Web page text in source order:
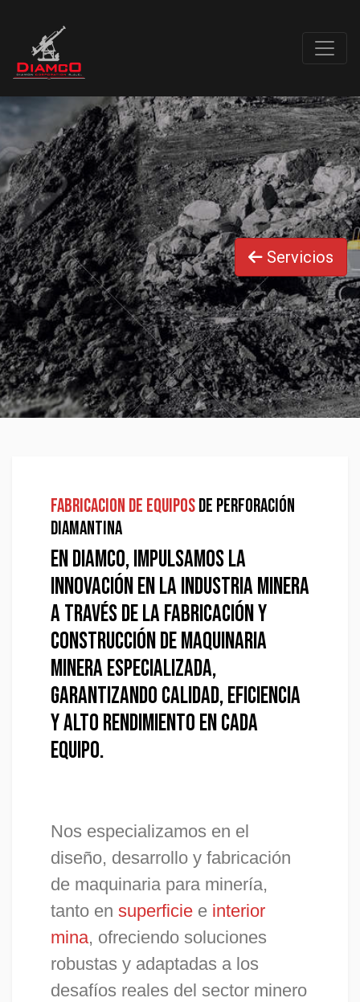
Servicios
FABRICACION DE EQUIPOSDE PERFORACIÓN
DIAMANTINA
EN DIAMCO, IMPULSAMOS LA
INNOVACIÓN EN LA INDUSTRIA MINERA
A TRAVÉS DE LA FABRICACIÓN Y
CONSTRUCCIÓN DE MAQUINARIA
MINERA ESPECIALIZADA,
GARANTIZANDO CALIDAD, EFICIENCIA
Y ALTO RENDIMIENTO EN CADA
EQUIPO.
Nos especializamos en el
diseño, desarrollo y fabricación
de maquinaria para minería,
tanto en superficie e interior
mina, ofreciendo soluciones
robustas y adaptadas a los
desafíos reales del sector minero